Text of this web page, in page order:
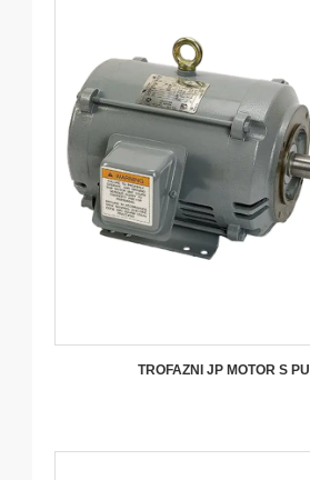
TROFAZNI JP MOTOR S